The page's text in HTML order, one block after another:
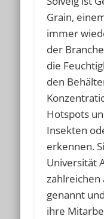
Grain,
immer
der
die
den
Hotspots
Insekten
erkennen.
Universität
zahlreichen
genannt
ihre